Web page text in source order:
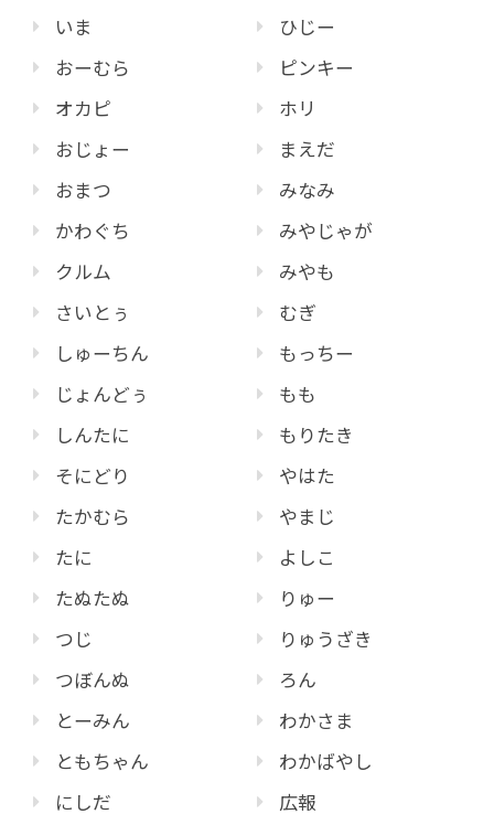
いま
おーむら
オカピ
おじょー
おまつ
かわぐち
クルム
さいとぅ
しゅーちん
じょんどぅ
しんたに
そにどり
たかむら
たに
たぬたぬ
つじ
つぼんぬ
とーみん
ともちゃん
にしだ
ひじー
ピンキー
ホリ
まえだ
みなみ
みやじゃが
みやも
むぎ
もっちー
もも
もりたき
やはた
やまじ
よしこ
りゅー
りゅうざき
ろん
わかさま
わかばやし
広報